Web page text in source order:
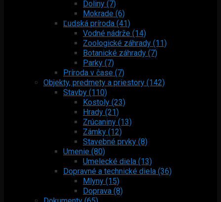
Doliny (7)
Mokrade (6)
Ľudská príroda (41)
Vodné nádrže (14)
Zoologické záhrady (11)
Botanické záhrady (7)
Parky (7)
Príroda v čase (7)
Objekty, predmety a priestory (142)
Stavby (110)
Kostoly (23)
Hrady (21)
Zrúcaniny (13)
Zámky (12)
Stavebné prvky (8)
Umenie (80)
Umelecké diela (13)
Dopravné a technické diela (36)
Mlyny (15)
Doprava (8)